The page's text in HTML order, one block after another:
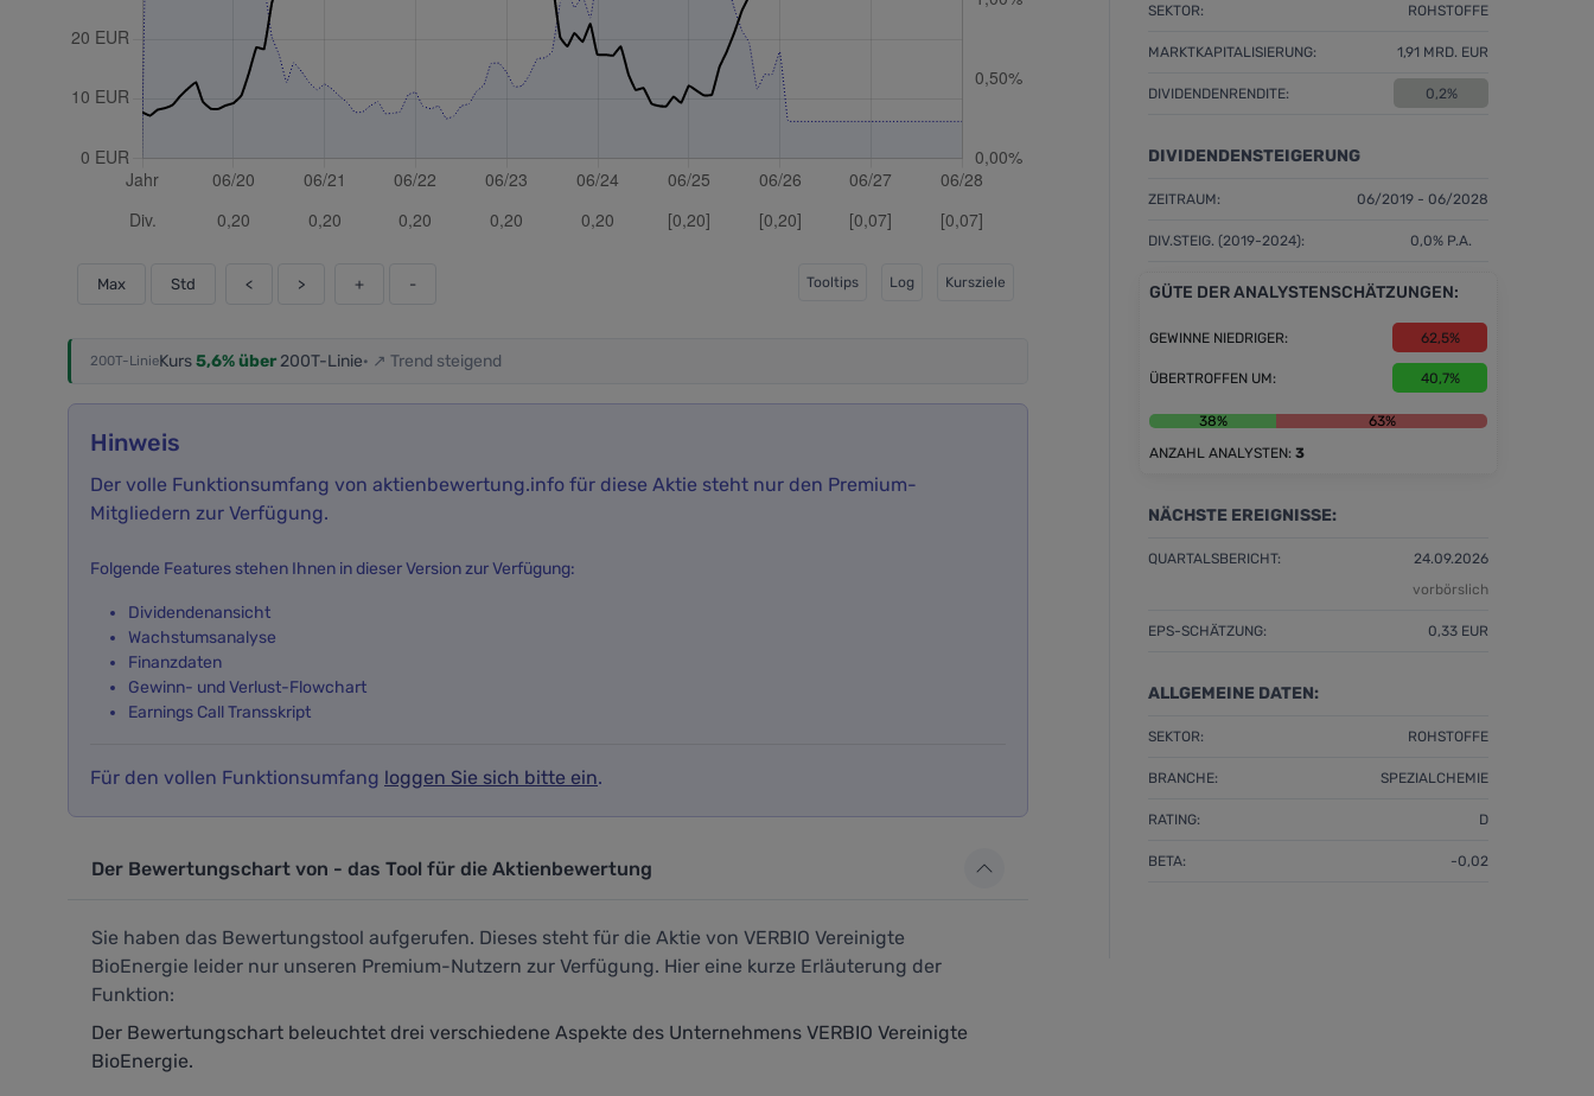
Max Std < > + - Tooltips Log Kursziele
200T-LinieKurs5,6% über200T-Linie· ↗ Trend steigend
Hinweis
Der volle Funktionsumfang von aktienbewertung.info für diese Aktie steht nur den Premium-
Mitgliedern zur Verfügung.
Folgende Features stehen Ihnen in dieser Version zur Verfügung:
Dividendenansicht
Wachstumsanalyse
Finanzdaten
Gewinn- und Verlust-Flowchart
Earnings Call Transskript
Für den vollen Funktionsumfang loggen Sie sich bitte ein.
Der Bewertungschart von - das Tool für die Aktienbewertung
Sie haben das Bewertungstool aufgerufen. Dieses steht für die Aktie von VERBIO Vereinigte
BioEnergie leider nur unseren Premium-Nutzern zur Verfügung. Hier eine kurze Erläuterung der
Funktion:
Der Bewertungschart beleuchtet drei verschiedene Aspekte des Unternehmens VERBIO Vereinigte
BioEnergie.
SEKTOR: ROHSTOFFE
MARKTKAPITALISIERUNG: 1,91 MRD. EUR
DIVIDENDENRENDITE: 0,2%
DIVIDENDENSTEIGERUNG
ZEITRAUM: 06/2019 - 06/2028
DIV.STEIG. (2019-2024): 0,0% P.A.
GÜTE DER ANALYSTENSCHÄTZUNGEN:
GEWINNE NIEDRIGER: 62,5%
ÜBERTROFFEN UM: 40,7%
38%
63%
ANZAHL ANALYSTEN: 3
NÄCHSTE EREIGNISSE:
QUARTALSBERICHT:
24.09.2026
vorbörslich
EPS-SCHÄTZUNG: 0,33 EUR
ALLGEMEINE DATEN:
SEKTOR: ROHSTOFFE
BRANCHE: SPEZIALCHEMIE
RATING: D
BETA: -0,02